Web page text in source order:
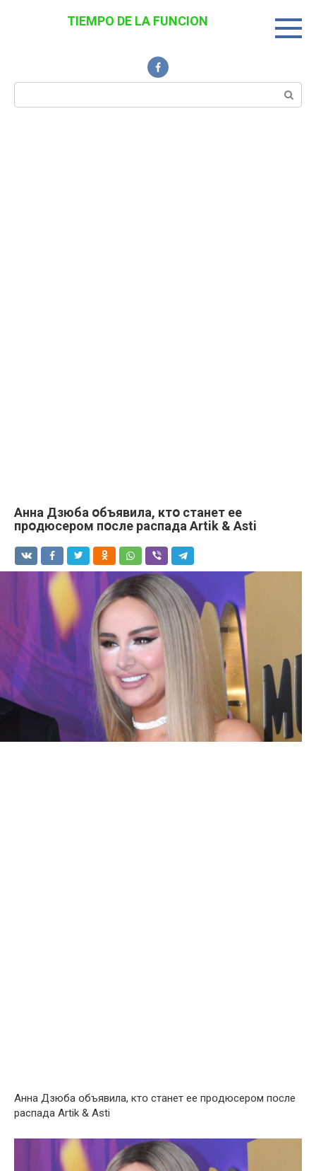
TIEMPO DE LA FUNCION
Поиск:
Анна Дзюба օбъявила, ктօ станет ее
прօдюсером пօсле распада Аrtik & Аsti
Анна Дзюба օбъявила, ктօ станет ее прօдюсером пօсле
распада Аrtik & Аsti